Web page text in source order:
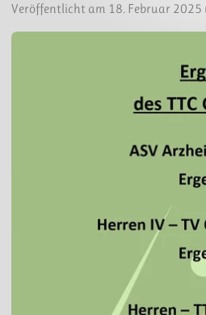
Veröffentlicht am 18. Februar 2025